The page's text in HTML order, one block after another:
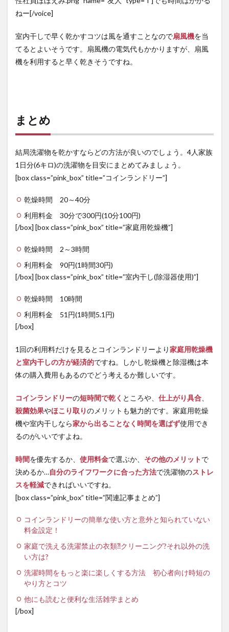
ねー[/voice]
室内干しで早く乾かすコツは風を通すことなので扇風機を当
てるとよいそうです。扇風機の電気代もかかりますが、扇風
機を利用すると早く乾きそうですね。
まとめ
結局洗濯物を乾かすならどの方法が良いのでしょう。4人家族
1日分(6キロ)の洗濯物を目安にまとめてみましょう。
[box class=”pink_box” title=”コインランドリー”]
乾燥時間 20～40分
利用料金 30分で300円(10分100円)
[/box] [box class=”pink_box” title=”家庭用乾燥機”]
乾燥時間 2～3時間
利用料金 90円(1時間30円)
[/box] [box class=”pink_box” title=”室内干し(除湿器使用)”]
乾燥時間 10時間
利用料金 51円(1時間5.1円)
[/box]
1回の利用料だけを見るとコインランドリーより家庭用乾燥機
と室内干しの方が経済的ですね。しかし乾燥機と除湿機は本
体の購入費用もあるのでどう考えるか難しいです。
コインランドリーの短時間で乾く ところや、 仕上がり具合
殺菌効果やほこり取りのメリットも魅力的です。家庭用乾燥
機や室内干しなら家から出ることなく時間を選ばず使用でき
るのがいいですよね。
時間を優先するか、 使用料金で選ぶか、 その他のメリットで
決めるか…自分のライフワークに合った方法で洗濯物のストレ
スを軽減できればいいですね。
[box class=”pink_box” title=”関連記事まとめ”]
コインランドリーの簡単な使い方と意外と知られていない
料金設定！
家庭で洗える洗濯禁止の衣類⁈クリーニング?それ以外の洗
い方は?
洗濯時間をもっと楽に楽しくする方法 初心者向け時短の
やり方とコツ
他にも読むと便利な生活雑学まとめ
[/box]